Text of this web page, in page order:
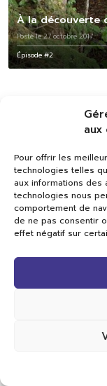
aux
Pour offrir les
technologies telles
aux informations des
technologies nous
comportement de
de ne pas consentir
effet négatif sur
À la découverte
Posté le 27 octobre 2017
Épisode #2
Val TV
Centre de
Rue du Pont-Neuf